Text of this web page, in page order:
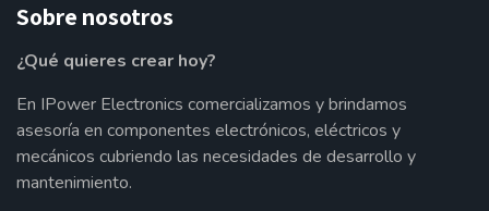
Sobre nosotros
¿Qué quieres crear hoy?
En IPower Electronics comercializamos y brindamos
asesoría en componentes electrónicos, eléctricos y
mecánicos cubriendo las necesidades de desarrollo y
mantenimiento.